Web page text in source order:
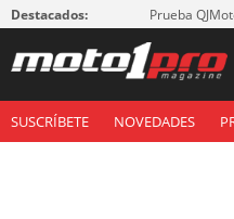
Destacados: Prueba
SUSCRÍBETE NOVEDADES